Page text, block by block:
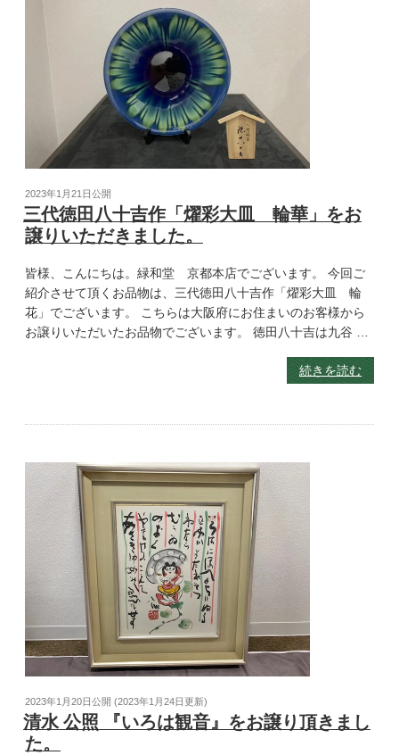
2023年1月21日公開
三代徳田八十吉作「燿彩大皿 輪華」をお
譲りいただきました。
皆様、こんにちは。緑和堂 京都本店でございます。 今回ご
紹介させて頂くお品物は、三代徳田八十吉作「燿彩大皿 輪
花」でございます。 こちらは大阪府にお住まいのお客様から
お譲りいただいたお品物でございます。 徳田八十吉は九谷 …
続きを読む
2023年1月20日公開 (2023年1月24日 更新)
清水 公照 『いろは観音』をお譲り頂きまし
た。